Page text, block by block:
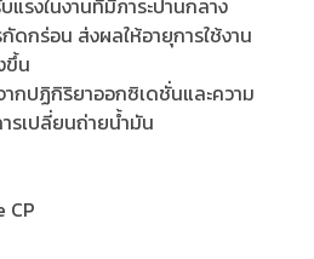
ดกร่อน ส่งผลให้อายุการใช้งาน
ขึ้น
กปฏิกิริยาออกซิเดชั่นและความ
รเปลี่ยนถ่ายน้ำมัน
CP